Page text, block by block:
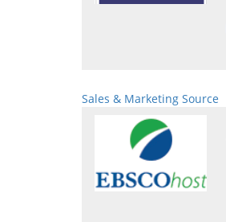
Sales & Marketing Source